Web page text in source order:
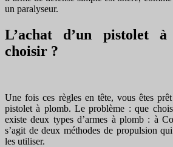
un paralyseur.
L’achat d’un pistolet
choisir ?
Une fois ces règles en tête, vous êtes
pistolet à plomb. Le problème : que
existe deux types d’armes à plomb : à
s’agit de deux méthodes de propulsion
les utiliser.